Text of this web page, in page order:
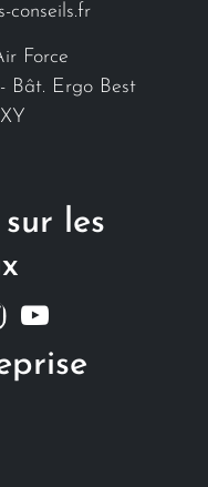
conseils.fr
Force
Bât. Ergo Best
les